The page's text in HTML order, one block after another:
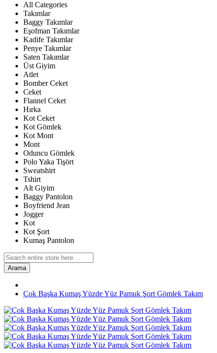
All Categories
Takımlar
Baggy Takımlar
Eşofman Takımlar
Kadife Takımlar
Penye Takımlar
Saten Takımlar
Üst Giyim
Atlet
Bomber Ceket
Ceket
Flannel Ceket
Hırka
Kot Ceket
Kot Gömlek
Kot Mont
Mont
Oduncu Gömlek
Polo Yaka Tişört
Sweatshirt
Tshirt
Alt Giyim
Baggy Pantolon
Boyfriend Jean
Jogger
Kot
Kot Şort
Kumaş Pantolon
Arama
Çok Başka Kumaş Yüzde Yüz Pamuk Şort Gömlek Takım